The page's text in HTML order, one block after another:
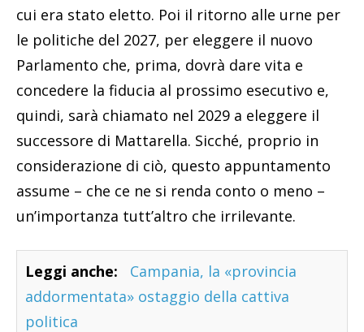
cui era stato eletto. Poi il ritorno alle urne per
le politiche del 2027, per eleggere il nuovo
Parlamento che, prima, dovrà dare vita e
concedere la fiducia al prossimo esecutivo e,
quindi, sarà chiamato nel 2029 a eleggere il
successore di Mattarella. Sicché, proprio in
considerazione di ciò, questo appuntamento
assume – che ce ne si renda conto o meno –
un’importanza tutt’altro che irrilevante.
Leggi anche:
Campania, la «provincia
addormentata» ostaggio della cattiva
politica